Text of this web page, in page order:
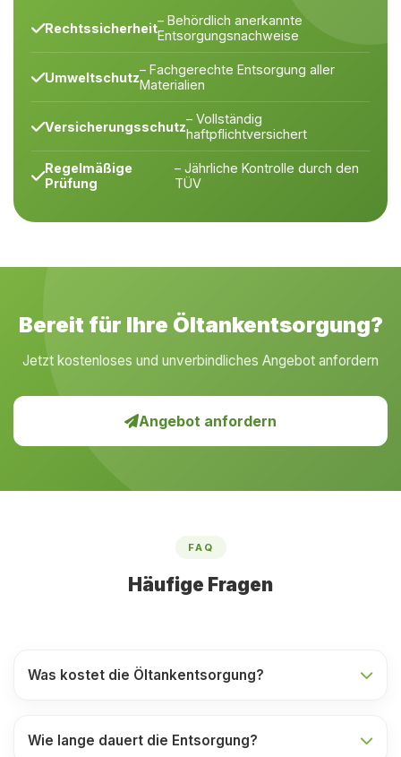
Rechtssicherheit– Behördlich anerkannte
Entsorgungsnachweise
Umweltschutz– Fachgerechte Entsorgung aller
Materialien
Versicherungsschutz– Vollständig
haftpflichtversichert
Regelmäßige
Prüfung
– Jährliche Kontrolle durch den
TÜV
Bereit für Ihre Öltankentsorgung?
Jetzt kostenloses und unverbindliches Angebot anfordern
Angebot anfordern
FAQ
Häufige Fragen
Was kostet die Öltankentsorgung?
Wie lange dauert die Entsorgung?